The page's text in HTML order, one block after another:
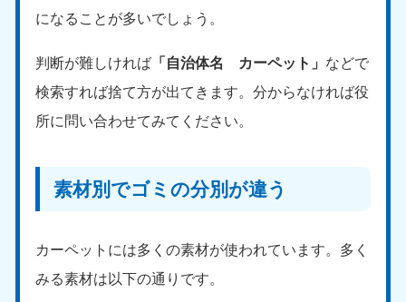
になることが多いでしょう。
判断が難しければ 「自治体名 カーペット」 などで
検索すれば捨て方が出てきます。分からなければ役
所に問い合わせてみてください。
素材別でゴミの分別が違う
カーペットには多くの素材が使われています。多く
みる素材は以下の通りです。